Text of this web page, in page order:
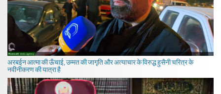
अरबईन आत्मा की ऊँचाई, उम्मत की जागृति और अत्याचार के विरुद्ध हुसैनी चरित्र के
नवीनीकरण की यात्रा है